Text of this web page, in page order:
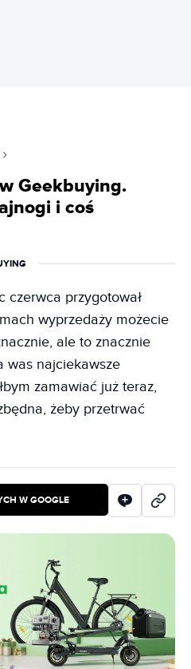
Geekbuying.
i coś
czerwca przygotował
wyprzedaży możecie
ale to znacznie
was najciekawsze
zamawiać już teraz,
żeby przetrwać
W GOOGLE